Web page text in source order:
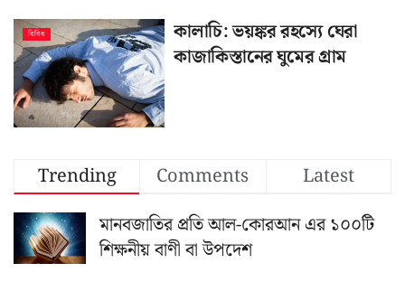
বিবিধ
কালাচি: ভয়ঙ্কর রহস্যে ঘেরা
কাজাকিস্তানের ঘুমের গ্রাম
Trending Comments
Latest
মানবজাতির প্রতি আল-কোরআন এর ১০০টি
শিক্ষনীয় বাণী বা উপদেশ